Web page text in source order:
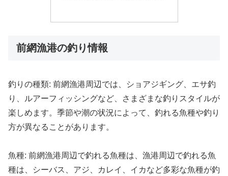
前網漁港の釣り情報
釣りの種類: 前網漁港周辺では、ショアジギング、エサ釣
り、ルアーフィッシングなど、さまざまな釣りスタイルが
楽しめます。季節や潮の状況によって、釣れる魚種や釣り
方が異なることがあります。
魚種: 前網漁港周辺で釣れる魚種は、漁港周辺で釣れる魚
種は、シーバス、アジ、カレイ、イカなど多彩な魚種が釣